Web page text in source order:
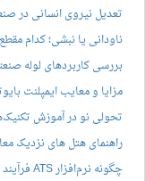
تعدیل نیروی انسانی در
ناودانی یا نبشی؛ کدام
بررسی کاربردهای لوله
مزایا و معایب ایمپلنت
تحولی نو در آموزش
راهنمای هتل های نزدیک
چگونه نرم‌افزار ATS فرآیند استخدام سازمان شما را متحول می‌کند؟